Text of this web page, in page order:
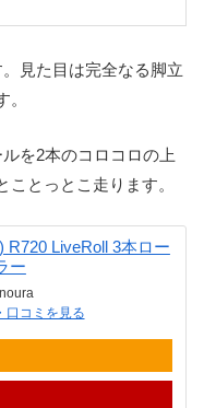
見た目は完全なる脚立
を2本のコロコロの上
とっとこ走ります。
R720 LiveRoll 3本ロー
ー
口コミを見る